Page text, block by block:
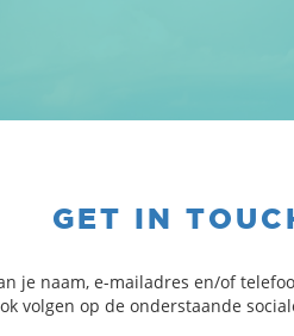
GET IN
je naam, e-mailadres en/of
volgen op de onderstaande